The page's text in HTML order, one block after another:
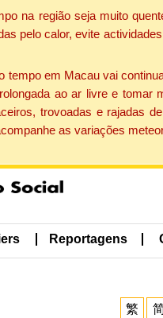
na região seja muito
pelo calor, evite
em Macau vai
ao ar livre e
trovoadas e rajadas
as variações
Reportagens
繁